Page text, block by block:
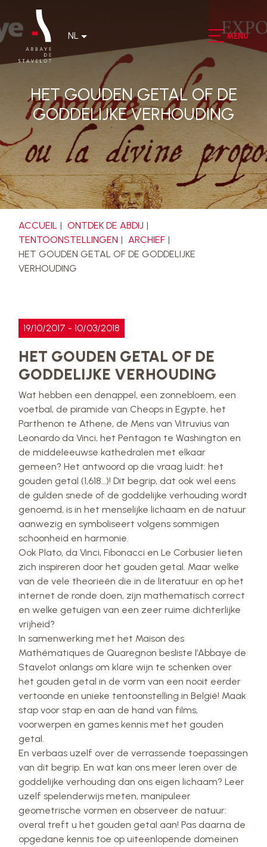
NL MENU
HET GOUDEN GETAL OF DE
GODDELIJKE VERHOUDING
ACCUEIL
ONTDEK DE ABDIJ
TENTOONSTELLINGEN
ARCHIEF
HET GOUDEN GETAL OF DE GODDELIJKE
VERHOUDING
19/10/2017 - 10/03/2018
HET GOUDEN GETAL OF DE
GODDELIJKE VERHOUDING
Wat hebben een denappel, een zonnebloem, een
voetbal, de piramide van Cheops in Egypte, het
Parthenon te Athene, de Mens van Vitruvius van
Leonardo da Vinci, het Pentagon te Washington en
de middeleeuwse kathedralen met elkaar
gemeen? Het antwoord op die vraag luidt: het
gouden getal (1,618…)! Dit begrip, dat ook wel eens
de gulden snede of de goddelijke verhouding wordt
genoemd, is in het menselijke lichaam en de natuur
aanwezig en symboliseert volgens sommigen
schoonheid en harmonie.
Ook Plato, da Vinci, Fibonacci en Le Corbusier lieten
zich inspireren door het gouden getal. Maar welke
van de vele theorieën die in de literatuur en op het
internet de ronde doen, zijn mathematisch correct
en welke getuigen van een zeer ruime dichterlijke
vrijheid?
In samenwerking met het Maison des
Mathématiques de Quaregnon besliste l’Abbaye de
Stavelot onlangs om klare wijn te schenken over
het gouden getal in de vorm van een nooit eerder
vertoonde en unieke tentoonstelling in België! Maak
stap voor stap en aan de hand van films,
voorwerpen en games kennis met het gouden
getal.
En verbaas uzelf over de verrassende toepassingen
van dit begrip. En wat kan ons meer leren over de
goddelijke verhouding dan ons eigen lichaam? Leer
uzelf spelenderwijs meten, manipuleer
geometrische vormen en observeer de natuur:
overal treft u het gouden getal aan! Pas daarna de
opgedane kennis toe op uiteenlopende domeinen